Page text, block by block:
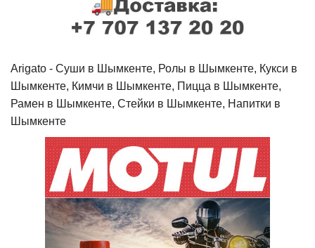
Arigato - Cуши в Шымкенте, Ролы в Шымкенте, Кукси в
Шымкенте, Кимчи в Шымкенте, Пицца в Шымкенте,
Рамен в Шымкенте, Стейки в Шымкенте, Напитки в
Шымкенте